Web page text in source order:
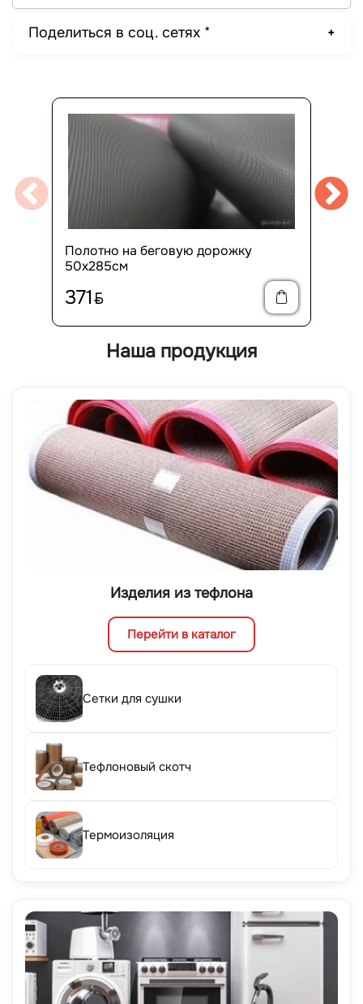
Поделиться в соц. сетях *
Полотно на беговую дорожку
50х285см
371BYN
Наша продукция
Изделия из тефлона
Перейти в каталог
Сетки для сушки
Тефлоновый скотч
Термоизоляция